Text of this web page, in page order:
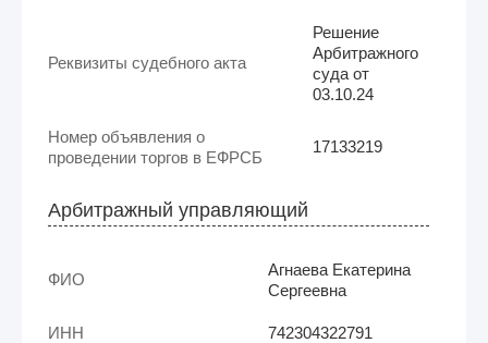
Реквизиты судебного акта
Решение
Арбитражного
суда от
03.10.24
Номер объявления о
проведении торгов в ЕФРСБ
17133219
Арбитражный управляющий
ФИО
Агнаева Екатерина
Сергеевна
ИНН 742304322791